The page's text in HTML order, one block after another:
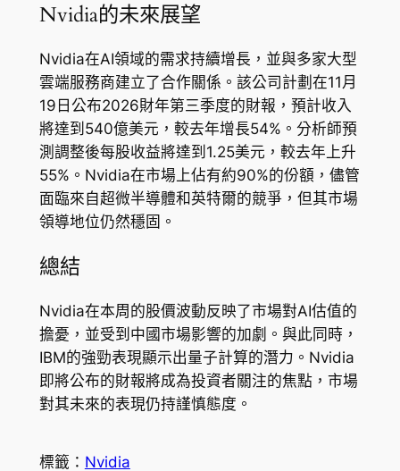
Nvidia的未來展望
Nvidia在AI領域的需求持續增長，並與多家大型
雲端服務商建立了合作關係。該公司計劃在11月
19日公布2026財年第三季度的財報，預計收入
將達到540億美元，較去年增長54%。分析師預
測調整後每股收益將達到1.25美元，較去年上升
55%。Nvidia在市場上佔有約90%的份額，儘管
面臨來自超微半導體和英特爾的競爭，但其市場
領導地位仍然穩固。
總結
Nvidia在本周的股價波動反映了市場對AI估值的
擔憂，並受到中國市場影響的加劇。與此同時，
IBM的強勁表現顯示出量子計算的潛力。Nvidia
即將公布的財報將成為投資者關注的焦點，市場
對其未來的表現仍持謹慎態度。
標籤： Nvidia